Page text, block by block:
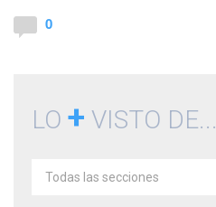
0
LO + VISTO DE...
Todas las secciones